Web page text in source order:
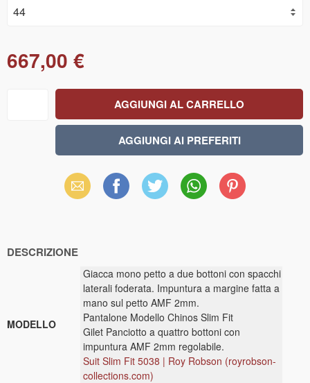
667,00 €
Email Facebook X WhatsAppPinterest
DESCRIZIONE
MODELLO
Giacca mono petto a due bottoni con spacchi
laterali foderata. Impuntura a margine fatta a
mano sul petto AMF 2mm.
Pantalone Modello Chinos Slim Fit
Gilet Panciotto a quattro bottoni con
impuntura AMF 2mm regolabile.
Suit Slim Fit 5038 | Roy Robson (royrobson-
collections.com)